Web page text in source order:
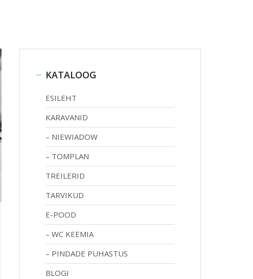
KATALOOG
ESILEHT
KARAVANID
NIEWIADOW
TOMPLAN
TREILERID
TARVIKUD
E-POOD
WC KEEMIA
PINDADE PUHASTUS
BLOGI